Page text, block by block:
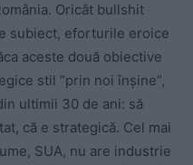
Oricât bullshit
subiect, eforturile eroice
aceste două obiective
stil ”prin noi înșine”,
ultimii 30 de ani: să
că e strategică. Cel mai
SUA, nu are industrie